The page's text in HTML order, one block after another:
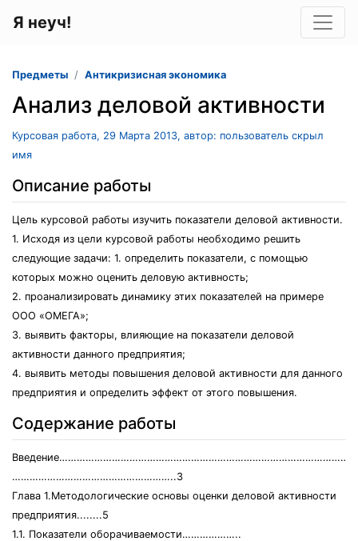
Я неуч!
Предметы Антикризисная экономика
Анализ деловой активности
Курсовая работа, 29 Марта 2013, автор: пользователь скрыл
имя
Описание работы
Цель курсовой работы изучить показатели деловой активности.
1. Исходя из цели курсовой работы необходимо решить
следующие задачи: 1. определить показатели, с помощью
которых можно оценить деловую активность;
2. проанализировать динамику этих показателей на примере
ООО «ОМЕГА»;
3. выявить факторы, влияющие на показатели деловой
активности данного предприятия;
4. выявить методы повышения деловой активности для данного
предприятия и определить эффект от этого повышения.
Содержание работы
Введение……………………………………………………………………………………….
………………………………………………..3
Глава 1.Методологические основы оценки деловой активности
предприятия........5
1.1. Показатели оборачиваемости………………..